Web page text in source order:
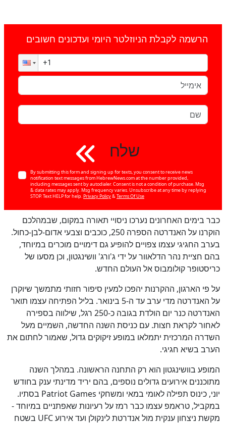
הרשמה לקבלת הניוזלטר היומי ועדכונים חשובים
שלח
By submitting this form and signing up for texts, you consent to receive news
notification text messages from HebrewNews.com at the number provided,
including messages sent by autodialer. Consent is not a condition of purchase. Msg
& data rates may apply. Msg frequency varies. Unsubscribe at any time by replying
STOP. Text HELP for help. Privacy Policy& Terms Of Use
כבר בימים האחרונים נערכו ניסויי תאורה במקום, שבמהלכם
הוקרנו על האנדרטה הספרה 250, כוכבים וצבעי אדום-לבן-כחול.
בערב החגיגי עצמו צפויים להופיע גם דימויים מוכרים במיוחד,
בהם חציית נהר הדלאוור על ידי ג'ורג' וושינגטון, וכן מסעו של
כריסטופר קולומבוס אל העולם החדש.
על פי הארגון, ההקרנות יהפכו למעין סיפור חזותי מתמשך שיוקרן
על האנדרטה מדי ערב עד ה-5 בינואר. בליל הפתיחה עצמו תואר
האנדרטה כנר יום הולדת בגובה כ-250 רגל, שילווה בספירה
לאחור לקראת חצות. עם כניסת השנה החדשה, השמיים מעל
השדרה המרכזית יתמלאו במופע זיקוקים גדול, שאמור לחתום את
הערב בשיא חגיגי.
המופע בוושינגטון הוא רק התחנה הראשונה. במהלך השנה
מתוכננים אירועים גדולים נוספים, בהם יריד מדינתי ענק בחודש
יוני, כינוס תפילה לאומי במאי ומשחקי Patriot Games בסתיו.
במקביל, טראמפ עצמו כבר רמז על רעיונות שאפתניים במיוחד -
מקשת ניצחון ענקית מול אנדרטת לינקולן ועד אירוע UFC בשטח